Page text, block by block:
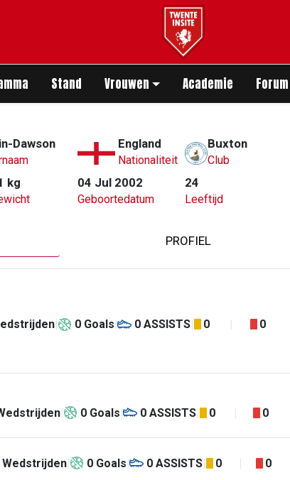
Stand Vrouwen Academie Forum
Dawson England
Nationaliteit
Buxton
Club
kg 04 Jul 2002
Geboortedatum
24
Leeftijd
PROFIEL
0 Goals 0 ASSISTS 0 0
0 Goals 0 ASSISTS 0 0
Wedstrijden 0 Goals 0 ASSISTS 0 0